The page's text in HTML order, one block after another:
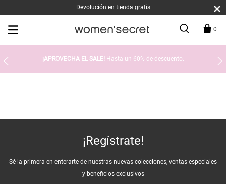
Devolución en tienda gratis
0
¡APROVECHA EL SALE! Hasta un 60% de descuento.
¡Regístrate!
Sé la primera en enterarte de nuestras nuevas colecciones, ventas especiales
y beneficios exclusivos